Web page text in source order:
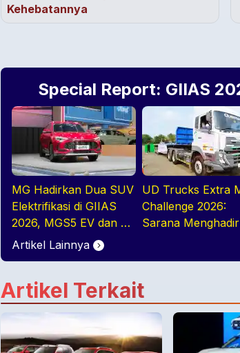
Kehebatannya
Special Report: GIIAS
MG Hadirkan Dua SUV
Elektrifikasi di GIIAS
2026, MGS5 EV dan ZS
Hybrid+
UD Trucks Extra
Challenge 2026:
Sarana
Artikel Lainnya
Artikel Terkait